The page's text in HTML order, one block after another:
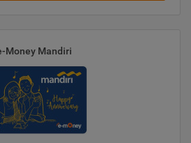
Money Mandiri